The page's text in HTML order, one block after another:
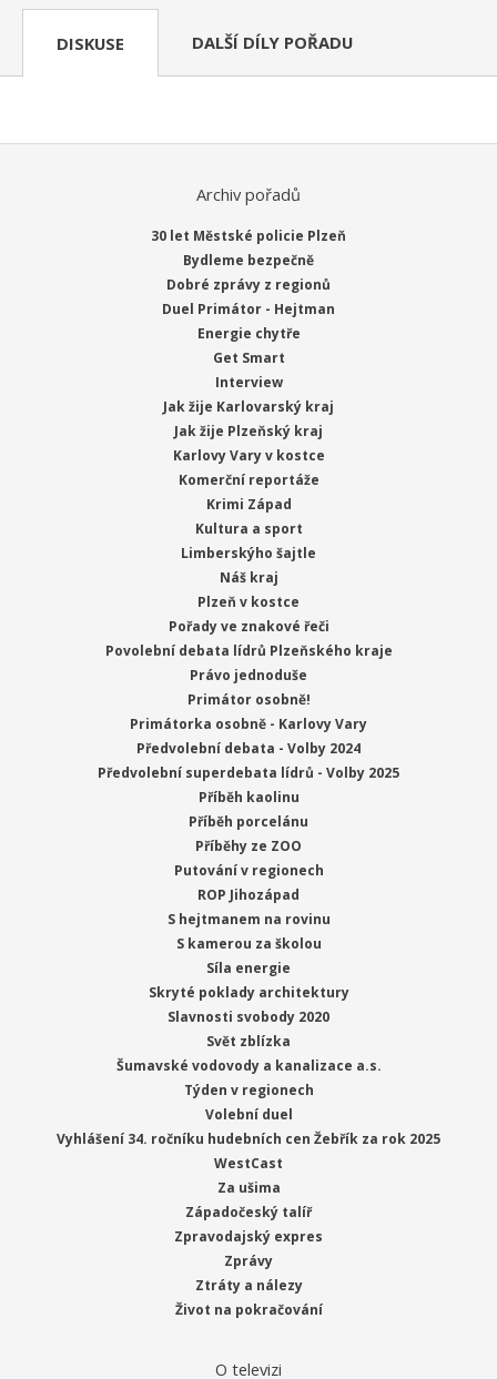
DISKUSE DALŠÍ DÍLY POŘADU
Archiv pořadů
30 let Městské policie Plzeň
Bydleme bezpečně
Dobré zprávy z regionů
Duel Primátor - Hejtman
Energie chytře
Get Smart
Interview
Jak žije Karlovarský kraj
Jak žije Plzeňský kraj
Karlovy Vary v kostce
Komerční reportáže
Krimi Západ
Kultura a sport
Limberskýho šajtle
Náš kraj
Plzeň v kostce
Pořady ve znakové řeči
Povolební debata lídrů Plzeňského kraje
Právo jednoduše
Primátor osobně!
Primátorka osobně - Karlovy Vary
Předvolební debata - Volby 2024
Předvolební superdebata lídrů - Volby 2025
Příběh kaolinu
Příběh porcelánu
Příběhy ze ZOO
Putování v regionech
ROP Jihozápad
S hejtmanem na rovinu
S kamerou za školou
Síla energie
Skryté poklady architektury
Slavnosti svobody 2020
Svět zblízka
Šumavské vodovody a kanalizace a.s.
Týden v regionech
Volební duel
Vyhlášení 34. ročníku hudebních cen Žebřík za rok 2025
WestCast
Za ušima
Západočeský talíř
Zpravodajský expres
Zprávy
Ztráty a nálezy
Život na pokračování
O televizi